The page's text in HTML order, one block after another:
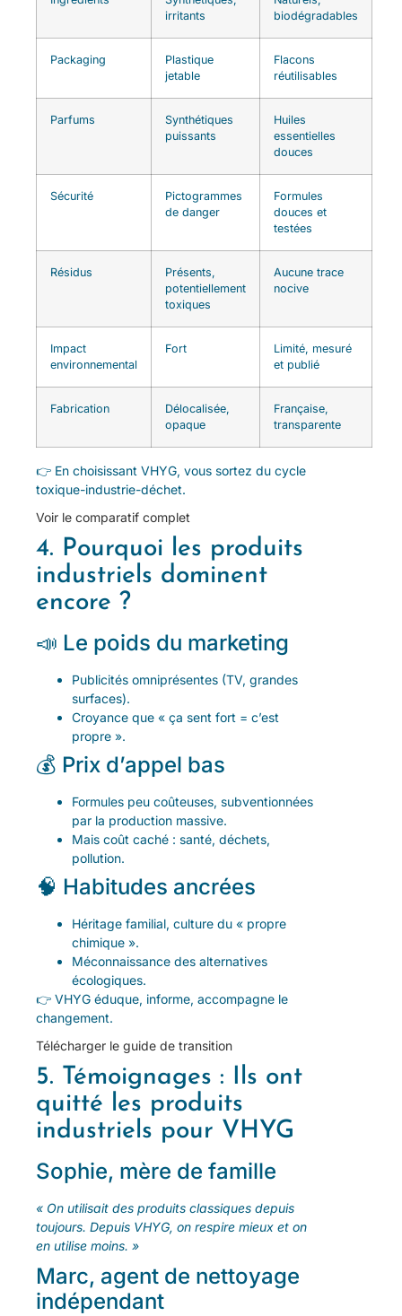
irritants
biodégradables
Packaging
Plastique
jetable
Flacons
réutilisables
Parfums
Synthétiques
puissants
Huiles
essentielles
douces
Sécurité
Pictogrammes
de danger
Formules
douces et
testées
Résidus
Présents,
potentiellement
toxiques
Aucune trace
nocive
Impact
environnemental
Fort
Limité, mesuré
et publié
Fabrication
Délocalisée,
opaque
Française,
transparente
👉 En choisissant VHYG, vous sortez du cycle
toxique-industrie-déchet.
Voir le comparatif complet
4. Pourquoi les produits
industriels dominent
encore ?
📣 Le poids du marketing
Publicités omniprésentes (TV, grandes
surfaces).
Croyance que « ça sent fort = c’est
propre ».
💰 Prix d’appel bas
Formules peu coûteuses, subventionnées
par la production massive.
Mais coût caché : santé, déchets,
pollution.
🧠 Habitudes ancrées
Héritage familial, culture du « propre
chimique ».
Méconnaissance des alternatives
écologiques.
👉 VHYG éduque, informe, accompagne le
changement.
Télécharger le guide de transition
5. Témoignages : Ils ont
quitté les produits
industriels pour VHYG
Sophie, mère de famille
« On utilisait des produits classiques depuis
toujours. Depuis VHYG, on respire mieux et on
en utilise moins. »
Marc, agent de nettoyage
indépendant